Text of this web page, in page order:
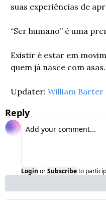
suas experiências de
“Ser humano” é uma
Existir é estar em
quem já nasce com asas.
Updater: William Barter
Reply
Login orSubscribeto